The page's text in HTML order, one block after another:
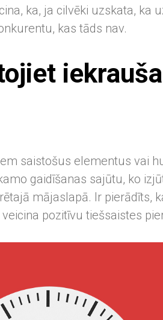
ka, ja cilvēki uzskata, ka
kas tāds nav.
saistošus elementus vai
gaidīšanas sajūtu, ko
mājaslapā. Ir pierādīts,
pozitīvu tiešsaistes